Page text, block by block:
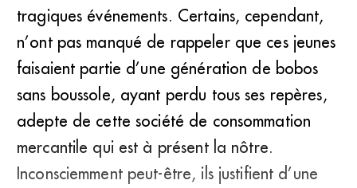
tragiques événements. Certains, cependant,
n’ont pas manqué de rappeler que ces jeunes
faisaient partie d’une génération de bobos
sans boussole, ayant perdu tous ses repères,
adepte de cette société de consommation
mercantile qui est à présent la nôtre.
Inconsciemment peut-être, ils justifient d’une